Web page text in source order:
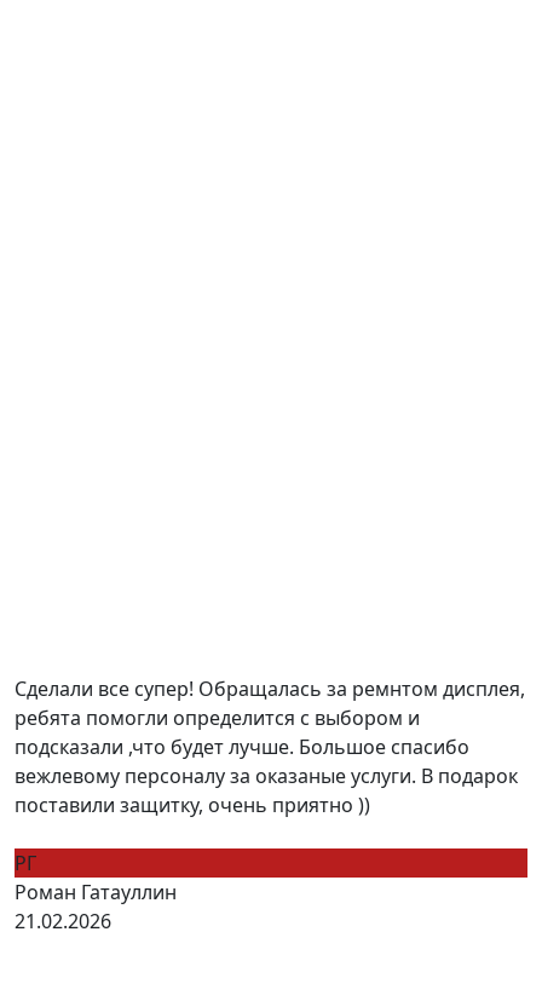
Сделали все супер! Обращалась за ремнтом дисплея,
ребята помогли определится с выбором и
подсказали ,что будет лучше. Большое спасибо
вежлевому персоналу за оказаные услуги. В подарок
поставили защитку, очень приятно ))
РГ
Роман Гатауллин
21.02.2026